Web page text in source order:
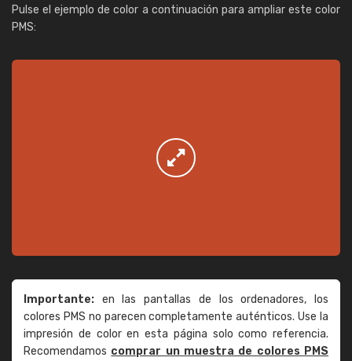
Pulse el ejemplo de color a continuación para ampliar este color
PMS:
Importante: en las pantallas de los ordenadores, los
colores PMS no parecen completamente auténticos. Use la
impresión de color en esta página solo como referencia.
Recomendamos comprar un muestra de colores PMS